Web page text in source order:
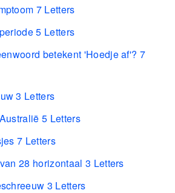
7 Letters
5 Letters
betekent 'Hoedje af'? 7
3 Letters
5 Letters
7 Letters
28 horizontaal 3 Letters
3 Letters